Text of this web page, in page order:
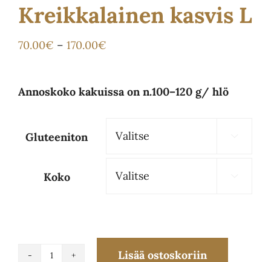
Kreikkalainen kasvis L
70.00€ – 170.00€
-
Annoskoko kakuissa on n.100–120 g/ hlö
Gluteeniton
Koko
Lisää ostoskoriin